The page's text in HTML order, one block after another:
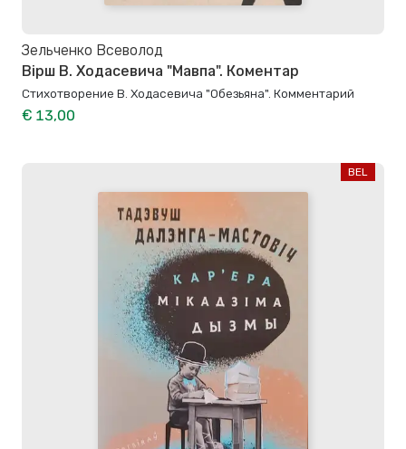
Зельченко Всеволод
Вірш В. Ходасевича "Мавпа". Коментар
Стихотворение В. Ходасевича "Обезьяна". Комментарий
€ 13,00
BEL